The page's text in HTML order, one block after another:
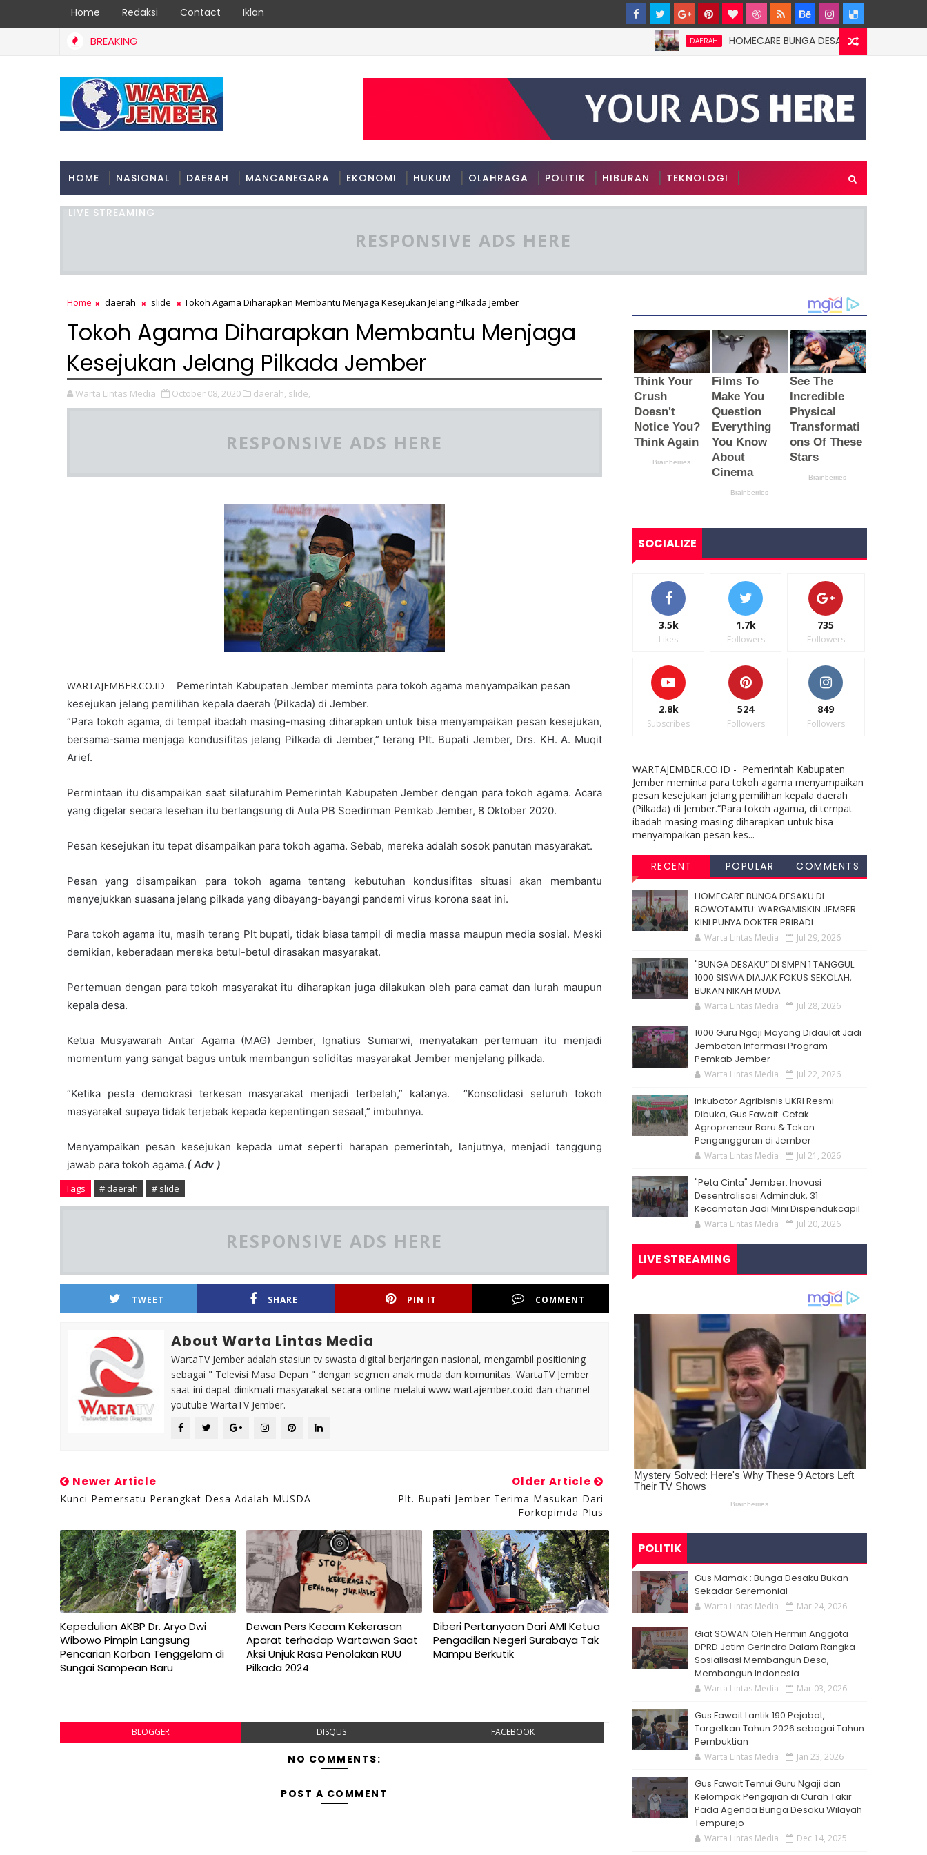
Home Redaksi Contact Iklan
BREAKING DAERAH HOMECARE BUNGA DESAKU DI ROWOTAMTU:
HOME NASIONAL DAERAH MANCANEGARA EKONOMI HUKUM OLAHRAGA POLITIK HIBURAN TEKNOLOGI
LIVE STREAMING
RESPONSIVE ADS HERE
Home daerah slide Tokoh Agama Diharapkan Membantu Menjaga Kesejukan Jelang Pilkada Jember
Tokoh Agama Diharapkan Membantu Menjaga
Kesejukan Jelang Pilkada Jember
Warta Lintas Media October 08, 2020 daerah, slide,
RESPONSIVE ADS HERE
WARTAJEMBER.CO.ID - Pemerintah Kabupaten Jember meminta para tokoh agama menyampaikan pesan
kesejukan jelang pemilihan kepala daerah (Pilkada) di Jember.
“Para tokoh agama, di tempat ibadah masing-masing diharapkan untuk bisa menyampaikan pesan kesejukan,
bersama-sama menjaga kondusifitas jelang Pilkada di Jember,” terang Plt. Bupati Jember, Drs. KH. A. Muqit
Arief.
Permintaan itu disampaikan saat silaturahim Pemerintah Kabupaten Jember dengan para tokoh agama. Acara
yang digelar secara lesehan itu berlangsung di Aula PB Soedirman Pemkab Jember, 8 Oktober 2020.
Pesan kesejukan itu tepat disampaikan para tokoh agama. Sebab, mereka adalah sosok panutan masyarakat.
Pesan yang disampaikan para tokoh agama tentang kebutuhan kondusifitas situasi akan membantu
menyejukkan suasana jelang pilkada yang dibayang-bayangi pandemi virus korona saat ini.
Para tokoh agama itu, masih terang Plt bupati, tidak biasa tampil di media massa maupun media sosial. Meski
demikian, keberadaan mereka betul-betul dirasakan masyarakat.
Pertemuan dengan para tokoh masyarakat itu diharapkan juga dilakukan oleh para camat dan lurah maupun
kepala desa.
Ketua Musyawarah Antar Agama (MAG) Jember, Ignatius Sumarwi, menyatakan pertemuan itu menjadi
momentum yang sangat bagus untuk membangun soliditas masyarakat Jember menjelang pilkada.
“Ketika pesta demokrasi terkesan masyarakat menjadi terbelah,” katanya. “Konsolidasi seluruh tokoh
masyarakat supaya tidak terjebak kepada kepentingan sesaat,” imbuhnya.
Menyampaikan pesan kesejukan kepada umat seperti harapan pemerintah, lanjutnya, menjadi tanggung
jawab para tokoh agama.( Adv )
Tags # daerah # slide
RESPONSIVE ADS HERE
TWEET SHARE PIN IT COMMENT
About Warta Lintas Media
WartaTV Jember adalah stasiun tv swasta digital berjaringan nasional, mengambil positioning
sebagai " Televisi Masa Depan " dengan segmen anak muda dan komunitas. WartaTV Jember
saat ini dapat dinikmati masyarakat secara online melalui www.wartajember.co.id dan channel
youtube WartaTV Jember.
Newer Article
Kunci Pemersatu Perangkat Desa Adalah MUSDA
Older Article
Plt. Bupati Jember Terima Masukan Dari
Forkopimda Plus
Kepedulian AKBP Dr. Aryo Dwi
Wibowo Pimpin Langsung
Pencarian Korban Tenggelam di
Sungai Sampean Baru
Dewan Pers Kecam Kekerasan
Aparat terhadap Wartawan Saat
Aksi Unjuk Rasa Penolakan RUU
Pilkada 2024
Diberi Pertanyaan Dari AMI Ketua
Pengadilan Negeri Surabaya Tak
Mampu Berkutik
BLOGGER DISQUS FACEBOOK
NO COMMENTS:
POST A COMMENT
SOCIALIZE
3.5k
Likes
1.7k
Followers
735
Followers
2.8k
Subscribes
524
Followers
849
Followers
WARTAJEMBER.CO.ID - Pemerintah Kabupaten
Jember meminta para tokoh agama menyampaikan
pesan kesejukan jelang pemilihan kepala daerah
(Pilkada) di Jember.“Para tokoh agama, di tempat
ibadah masing-masing diharapkan untuk bisa
menyampaikan pesan kes...
RECENT POPULAR COMMENTS
HOMECARE BUNGA DESAKU DI
ROWOTAMTU: WARGAMISKIN JEMBER
KINI PUNYA DOKTER PRIBADI
Warta Lintas Media Jul 29, 2026
"BUNGA DESAKU” DI SMPN 1 TANGGUL:
1000 SISWA DIAJAK FOKUS SEKOLAH,
BUKAN NIKAH MUDA
Warta Lintas Media Jul 28, 2026
1000 Guru Ngaji Mayang Didaulat Jadi
Jembatan Informasi Program
Pemkab Jember
Warta Lintas Media Jul 22, 2026
Inkubator Agribisnis UKRI Resmi
Dibuka, Gus Fawait: Cetak
Agropreneur Baru & Tekan
Pengangguran di Jember
Warta Lintas Media Jul 21, 2026
"Peta Cinta" Jember: Inovasi
Desentralisasi Adminduk, 31
Kecamatan Jadi Mini Dispendukcapil
Warta Lintas Media Jul 20, 2026
LIVE STREAMING
POLITIK
Gus Mamak : Bunga Desaku Bukan
Sekadar Seremonial
Warta Lintas Media Mar 24, 2026
Giat SOWAN Oleh Hermin Anggota
DPRD Jatim Gerindra Dalam Rangka
Sosialisasi Membangun Desa,
Membangun Indonesia
Warta Lintas Media Mar 03, 2026
Gus Fawait Lantik 190 Pejabat,
Targetkan Tahun 2026 sebagai Tahun
Pembuktian
Warta Lintas Media Jan 23, 2026
Gus Fawait Temui Guru Ngaji dan
Kelompok Pengajian di Curah Takir
Pada Agenda Bunga Desaku Wilayah
Tempurejo
Warta Lintas Media Dec 14, 2025